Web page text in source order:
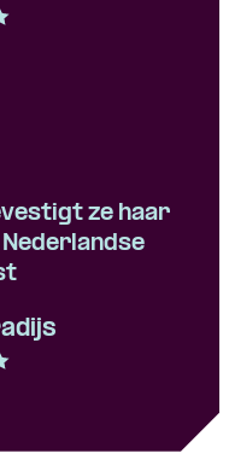
ze haar